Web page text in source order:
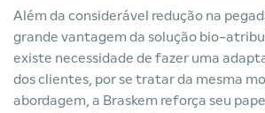
Além da considerável redução na
grande vantagem da solução bio-
existe necessidade de fazer uma
dos clientes, por se tratar da mesma
abordagem, a Braskem reforça seu